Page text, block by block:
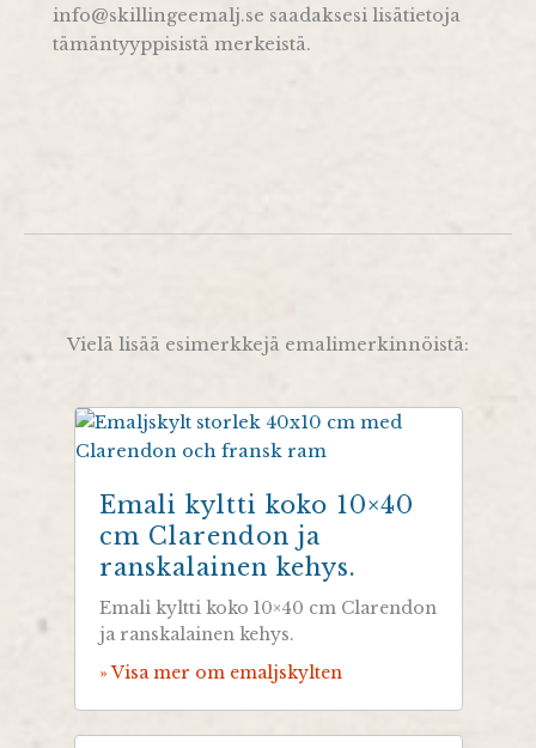
info@skillingeemalj.se saadaksesi lisätietoja
tämäntyyppisistä merkeistä.
Vielä lisää esimerkkejä emalimerkinnöistä:
Emali kyltti koko 10×40
cm Clarendon ja
ranskalainen kehys.
Emali kyltti koko 10×40 cm Clarendon
ja ranskalainen kehys.
» Visa mer om emaljskylten